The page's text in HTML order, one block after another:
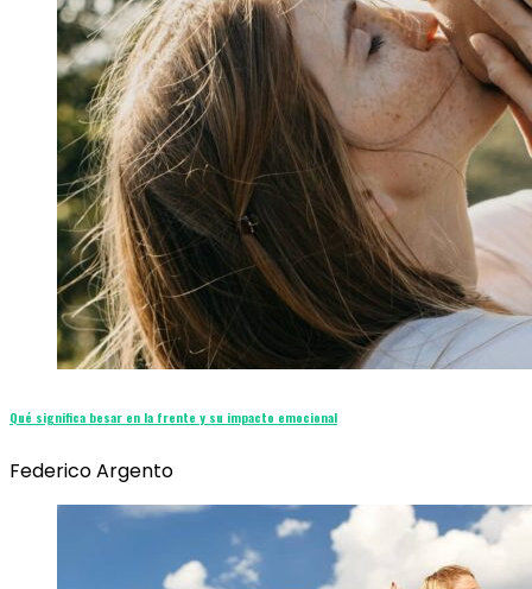
Qué significa besar en la frente y su impacto emocional
Federico Argento